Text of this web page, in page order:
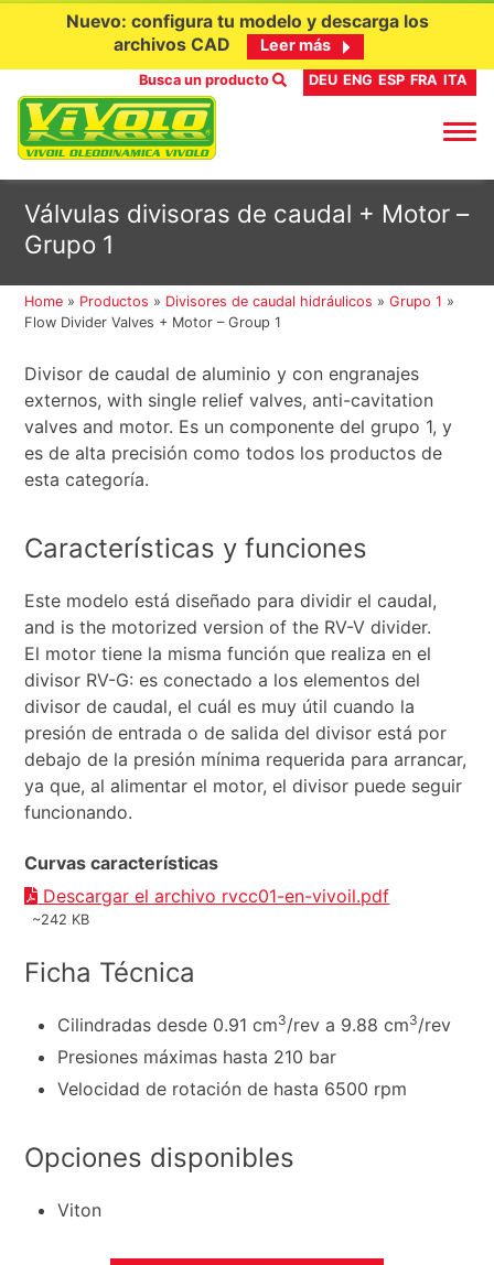
contenido
Nuevo: configura tu modelo y descarga los
archivos CAD
Leer más
Busca un producto DEU ENG ESP FRA ITA
Válvulas divisoras de caudal + Motor –
Grupo 1
Home » Productos » Divisores de caudal hidráulicos »Grupo 1 »
Flow Divider Valves + Motor – Group 1
Divisor de caudal de aluminio y con engranajes
externos, with single relief valves, anti-cavitation
valves and motor. Es un componente del grupo 1, y
es de alta precisión como todos los productos de
esta categoría.
Características y funciones
Este modelo está diseñado para dividir el caudal,
and is the motorized version of the RV-V divider.
El motor tiene la misma función que realiza en el
divisor RV-G: es conectado a los elementos del
divisor de caudal, el cuál es muy útil cuando la
presión de entrada o de salida del divisor está por
debajo de la presión mínima requerida para arrancar,
ya que, al alimentar el motor, el divisor puede seguir
funcionando.
Curvas características
Descargar el archivo rvcc01-en-vivoil.pdf
~242 KB
Ficha Técnica
Cilindradas desde 0.91 cm3/rev a 9.88 cm3/rev
Presiones máximas hasta 210 bar
Velocidad de rotación de hasta 6500 rpm
Opciones disponibles
Viton